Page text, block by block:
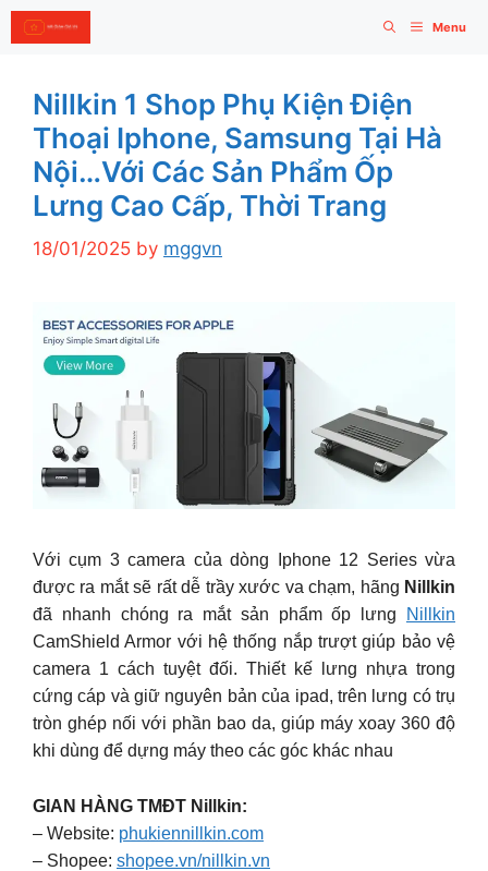
Skip
to
Menu
Nillkin 1 Shop Phụ Kiện Điện
Thoại Iphone, Samsung Tại Hà
Nội…với Các Sản Phẩm Ốp
Lưng Cao Cấp, Thời Trang
18/01/2025 by mggvn
Với cụm 3 camera của dòng Iphone 12 Series vừa
được ra mắt sẽ rất dễ trầy xước va chạm, hãng Nillkin
đã nhanh chóng ra mắt sản phẩm ốp lưng
Nillkin
CamShield Armor với hệ thống nắp trượt giúp bảo vệ
camera 1 cách tuyệt đối. Thiết kế lưng nhựa trong
cứng cáp và giữ nguyên bản của ipad, trên lưng có trụ
tròn ghép nối với phần bao da, giúp máy xoay 360 độ
khi dùng để dựng máy theo các góc khác nhau
GIAN HÀNG TMĐT Nillkin:
– Website: phukiennillkin.com
– Shopee: shopee.vn/nillkin.vn